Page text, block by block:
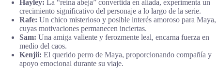
Hayley: La “reina abeja” convertida en aliada, experimenta un
crecimiento significativo del personaje a lo largo de la serie.
Rafe: Un chico misterioso y posible interés amoroso para Maya,
cuyas motivaciones permanecen inciertas.
Sam: Una amiga valiente y ferozmente leal, encarna fuerza en
medio del caos.
Kenjii: El querido perro de Maya, proporcionando compañía y
apoyo emocional durante su viaje.